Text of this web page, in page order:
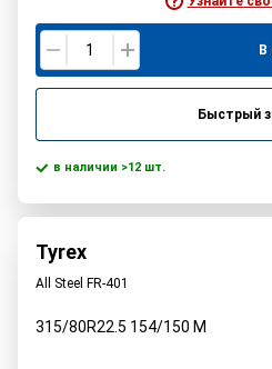
В
Быстрый
в наличии >12 шт.
Tyrex
All Steel FR-401
315/80R22.5 154/150 M